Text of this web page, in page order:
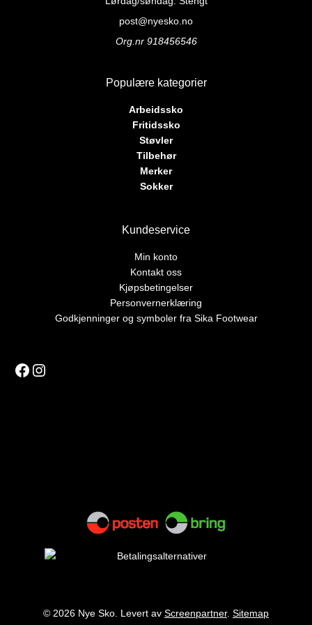
velges
produktsiden
post@nyesko.no
Org.nr 918456546
Populære kategorier
Arbeidssko
Fritidssko
Støvler
Tilbehør
Merker
Sokker
Kundeservice
Min konto
Kontakt oss
Kjøpsbetingelser
Personvernerklæring
Godkjenninger og symboler fra Sika Footwear
Facebook
Instagram
© 2026 Nye Sko. Levert av Screenpartner. Sitemap